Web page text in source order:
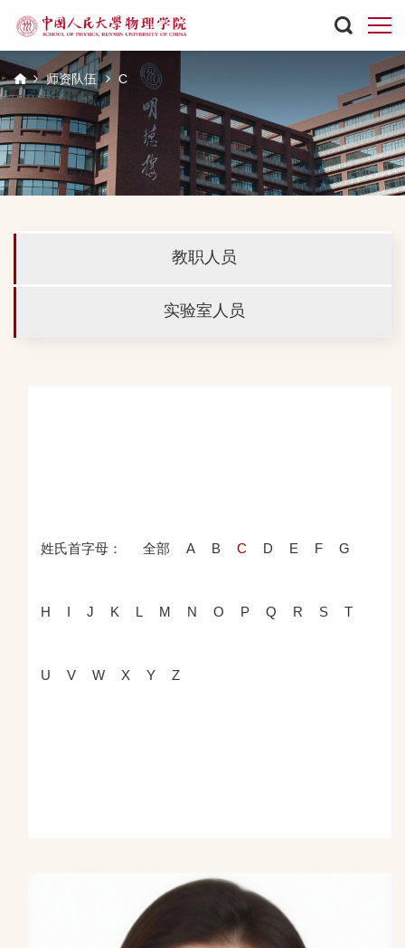
师资队伍 C
教职人员
实验室人员
姓氏首字母： 全部 A B C D E F G
H I J K L M N O P Q R S T
U V W X Y Z